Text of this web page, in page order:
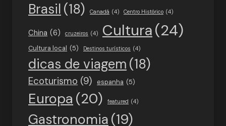
Brasil (18) Canadá (4) Centro Histórico (4)
China (6) cruzeiros (4) Cultura(24)
Cultura local (5) Destinos turísticos (4)
dicas de viagem (18)
Ecoturismo (9) espanha (5)
Europa (20) featured (4)
Gastronomia (19)